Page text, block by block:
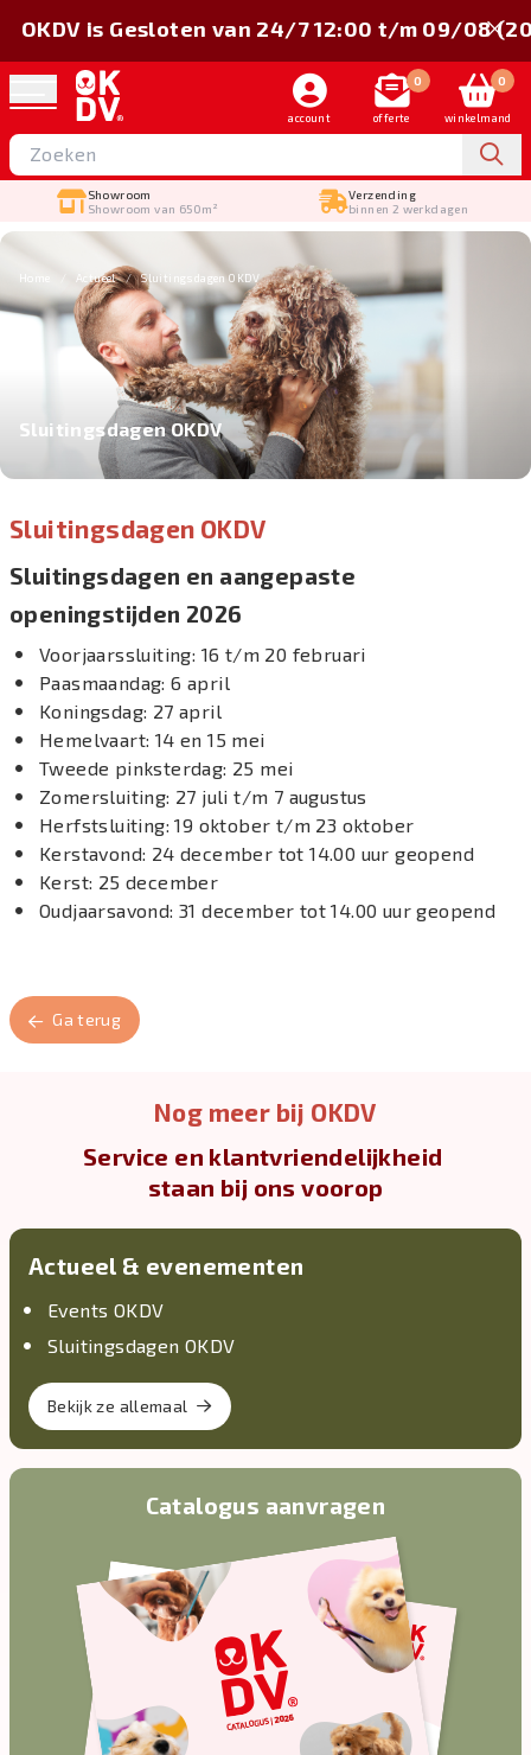
account
0
offerte
0
winkelmand
Showroom
Showroom van 650m²
Verzending
binnen 2 werkdagen
OKDV is Gesloten van 24/7 12:00 t/m 09/08
Home Actueel Sluitingsdagen OKDV
Sluitingsdagen OKDV
Sluitingsdagen OKDV
Sluitingsdagen en aangepaste
openingstijden 2026
Voorjaarssluiting: 16 t/m 20 februari
Paasmaandag: 6 april
Koningsdag: 27 april
Hemelvaart: 14 en 15 mei
Tweede pinksterdag: 25 mei
Zomersluiting: 27 juli t/m 7 augustus
Herfstsluiting: 19 oktober t/m 23 oktober
Kerstavond: 24 december tot 14.00 uur geopend
Kerst: 25 december
Oudjaarsavond: 31 december tot 14.00 uur geopend
Ga terug
Nog meer bij OKDV
Service en klantvriendelijkheid
staan bij ons voorop
Actueel & evenementen
Events OKDV
Sluitingsdagen OKDV
Bekijk ze allemaal
Catalogus aanvragen